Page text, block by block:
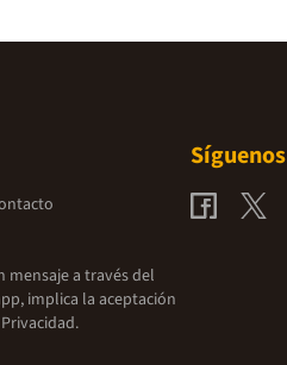
mensaje a través del
implica la aceptación
Síguenos